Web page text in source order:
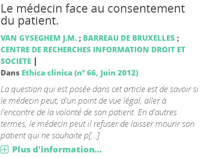
Le médecin face au consentement
du patient.
VAN GYSEGHEM J.M.; BARREAU DE BRUXELLES ;
CENTRE DE RECHERCHES INFORMATION DROIT ET
SOCIETE |
Dans Ethica clinica (n° 66, Juin 2012)
La question qui est posée dans cet article est de savoir si
le médecin peut, d'un point de vue légal, aller à
l'encontre de la volonté de son patient. En d'autres
termes, le médecin peut il refuser de laisser mourir son
patient qui ne souhaite p[...]
Plus d'information...